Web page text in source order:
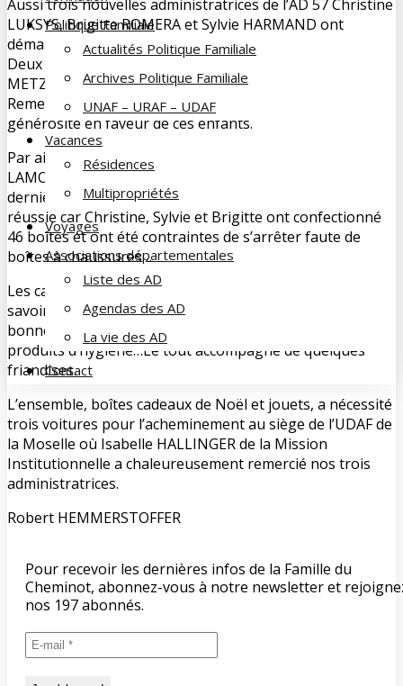
Politique Familiale
Actualités Politique Familiale
Archives Politique Familiale
UNAF – URAF – UDAF
Vacances
Résidences
Multipropriétés
Voyages
Associations départementales
Liste des AD
Agendas des AD
La vie des AD
Contact
Aussi trois nouvelles administratrices de l’AD 57 Christine
LUKSYS, Brigitte ROMERA et Sylvie HARMAND ont
démarché les grandes surfaces de la périphérie messine.
Deux grandes surfaces, La Grande Récré et Auchan
METZ-PLANTIÈRES ont répondu favorablement.
Remerciements à ces deux enseignes pour leur
générosité en faveur de ces enfants.
Par ailleurs pour l’opération boîtes cadeaux de noël Alain
LAMORLETTE Président de l’AD 57 s’était engagé l’année
dernière à faire mieux que les 18 boîtes livrées. Mission
réussie car Christine, Sylvie et Brigitte ont confectionné
46 boîtes et ont été contraintes de s’arrêter faute de
boîtes à chaussures…
Les cadeaux étaient aussi plus variés cette année, à
savoir : 1 rasoir électrique, des rasoirs mécaniques,
bonnets, pulls, gilet, écharpes, 1 survêtement, des gants,
produits d’hygiène…Le tout accompagné de quelques
friandises.
L’ensemble, boîtes cadeaux de Noël et jouets, a nécessité
trois voitures pour l’acheminement au siège de l’UDAF de
la Moselle où Isabelle HALLINGER de la Mission
Institutionnelle a chaleureusement remercié nos trois
administratrices.
Robert HEMMERSTOFFER
Pour recevoir les dernières infos de la Famille du
Cheminot, abonnez-vous à notre newsletter et
nos 197 abonnés.